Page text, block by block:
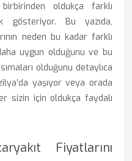
oldukça farklı
gösteriyor. Bu yazıda,
neden bu kadar farklı
uygun olduğunu ve bu
olduğunu detaylıca
yaşıyor veya orada
sizin için oldukça faydalı
Fiyatlarını